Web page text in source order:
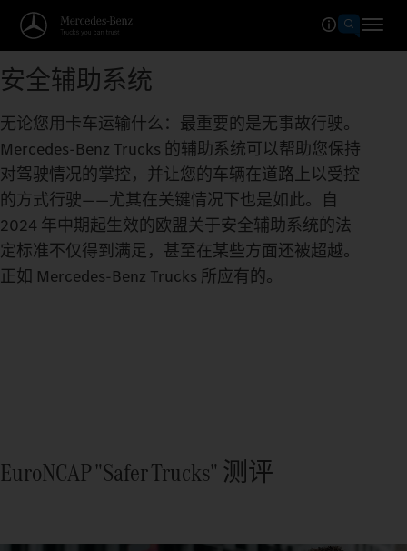
安全辅助系统
无论您用卡车运输什么：最重要的是无事故行驶。
Mercedes‑Benz Trucks 的辅助系统可以帮助您保持
对驾驶情况的掌控，并让您的车辆在道路上以受控
的方式行驶——尤其在关键情况下也是如此。自
2024 年中期起生效的欧盟关于安全辅助系统的法
定标准不仅得到满足，甚至在某些方面还被超越。
正如 Mercedes‑Benz Trucks 所应有的。
EuroNCAP "Safer Trucks" 测评